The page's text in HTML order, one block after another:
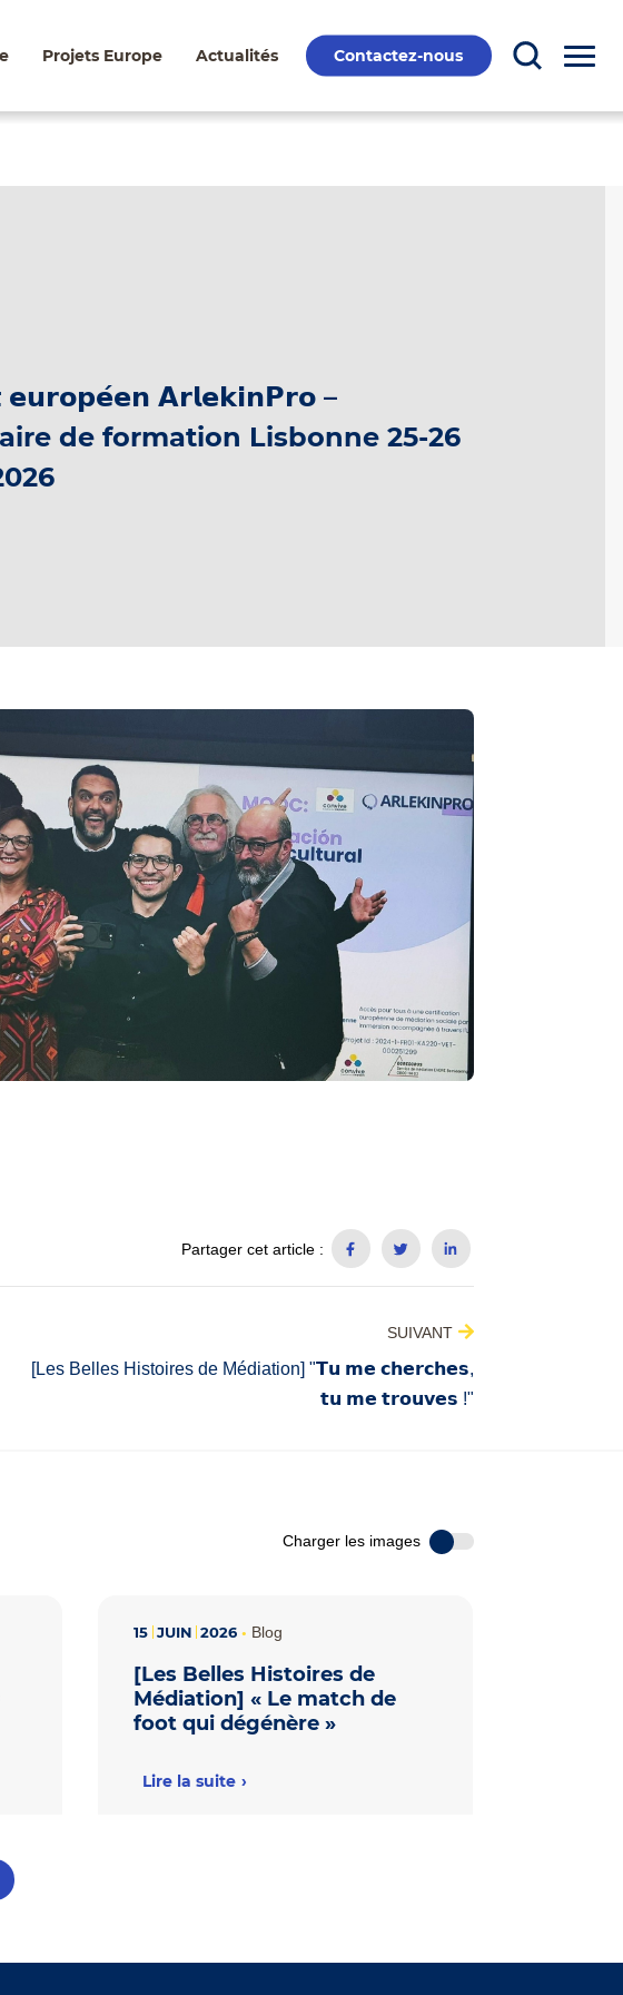
Projets Europe Actualités Contactez-nous
𝗲𝘂𝗿𝗼𝗽𝗲́𝗲𝗻 𝗔𝗿𝗹𝗲𝗸𝗶𝗻𝗣𝗿𝗼 –
de formation Lisbonne 25-26
Partager cet article :
SUIVANT
[Les Belles Histoires de Médiation] "𝗧𝘂 𝗺𝗲 𝗰𝗵𝗲𝗿𝗰𝗵𝗲𝘀,
𝘁𝘂 𝗺𝗲 𝘁𝗿𝗼𝘂𝘃𝗲𝘀 !"
Charger les images
15 JUIN 2026 • Blog
[Les Belles Histoires de
Médiation] « Le match de
foot qui dégénère »
Lire la suite